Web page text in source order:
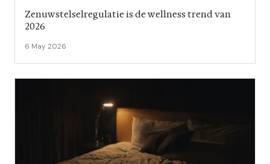
Zenuwstelselregulatie is de wellness trend van
2026
6 May 2026